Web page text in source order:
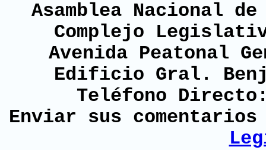
Asamblea Nacional
Complejo
Avenida Peatonal
Edificio Gral.
Teléfono
Enviar sus